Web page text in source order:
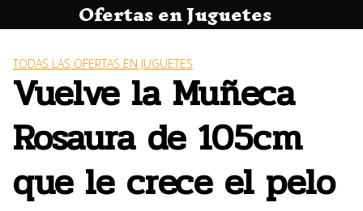
al
Ofertas en Juguetes
TODAS LAS OFERTAS EN JUGUETES
Vuelve la Muñeca
Rosaura de 105cm
que le crece el pelo